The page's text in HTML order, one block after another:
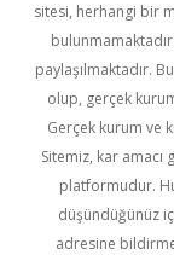
sitesi, herhangi bir
paylaşılmaktadır.
olup, gerçek
Gerçek kurum ve
Sitemiz, kar
platformudur.
düşündüğünüz
adresine